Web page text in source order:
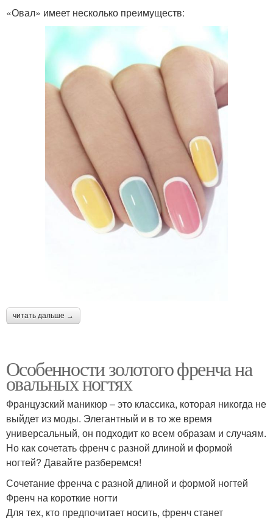
«Овал» имеет несколько преимуществ:
читать дальше →
Особенности золотого френча на
овальных ногтях
Французский маникюр – это классика, которая никогда не
выйдет из моды. Элегантный и в то же время
универсальный, он подходит ко всем образам и случаям.
Но как сочетать френч с разной длиной и формой
ногтей? Давайте разберемся!
Сочетание френча с разной длиной и формой ногтей
Френч на короткие ногти
Для тех, кто предпочитает носить, френч станет